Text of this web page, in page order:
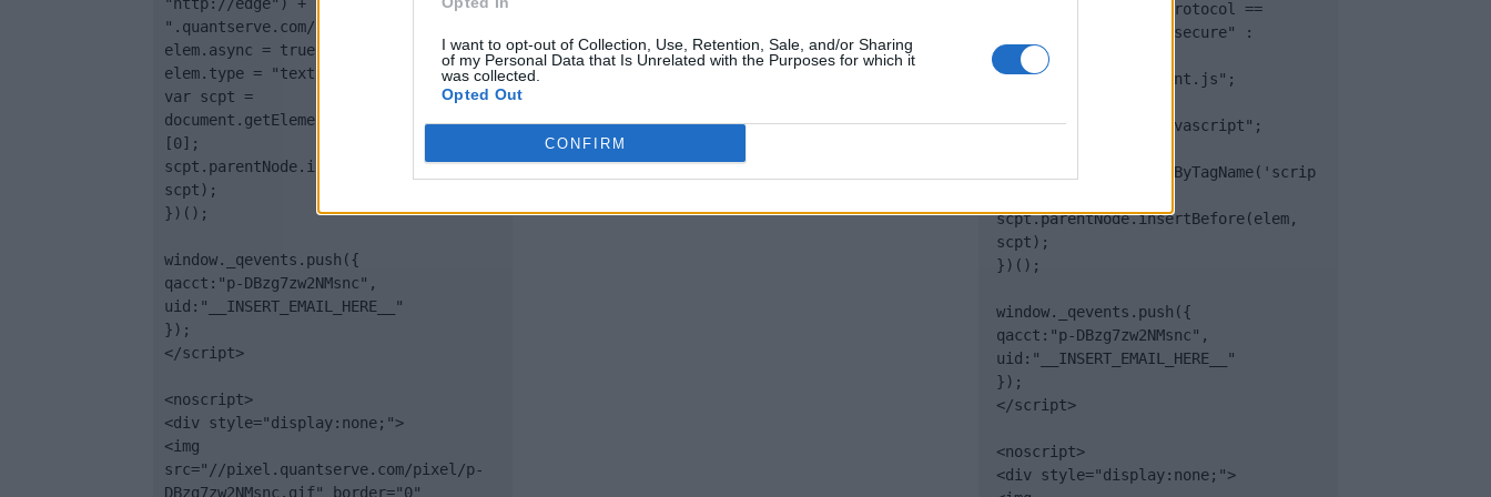
I want to opt-out of Collection, Use, Retention, Sale, and/or Sharing
of my Personal Data that Is Unrelated with the Purposes for which it
was collected.
Opted Out
CONFIRM
".quantserve.com/quant.js";
elem.async = true;
elem.type = "text/javascript";
var scpt =
document.getElementsByTagName('script')
[0];
scpt.parentNode.insertBefore(elem,
scpt);
})();
window._qevents.push({
qacct:"p-DBzg7zw2NMsnc",
uid:"__INSERT_EMAIL_HERE__"
});
</script>
<noscript>
<div style="display:none;">
<img
src="//pixel.quantserve.com/pixel/p-
DBzg7zw2NMsnc.gif" border="0"
(document.location.protocol ==
"https:" ? "https://secure" :
"http://edge") +
".quantserve.com/quant.js";
elem.type = "text/javascript";
document.getElementsByTagName('scrip
scpt.parentNode.insertBefore(elem,
scpt);
})();
window._qevents.push({
qacct:"p-DBzg7zw2NMsnc",
uid:"__INSERT_EMAIL_HERE__"
});
</script>
<noscript>
<div style="display:none;">